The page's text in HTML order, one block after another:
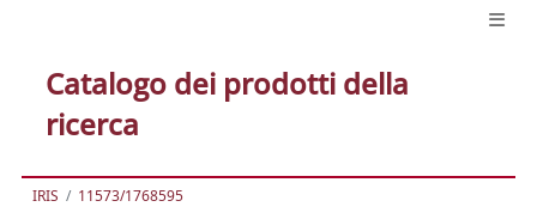
Catalogo dei prodotti della
ricerca
IRIS 11573/1768595